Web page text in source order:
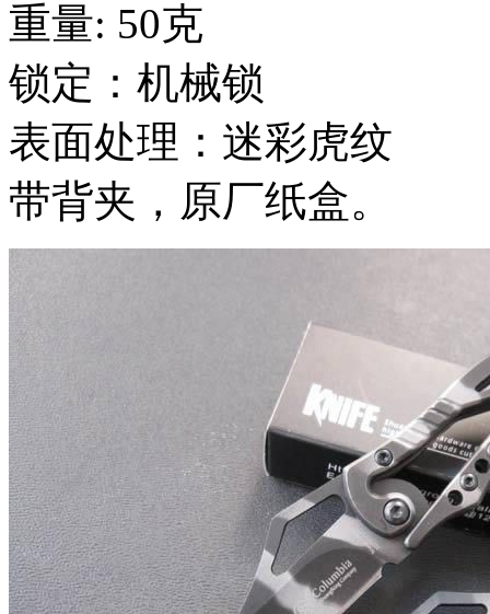
重量: 50克
锁定：机械锁
表面处理：迷彩虎纹
带背夹，原厂纸盒。